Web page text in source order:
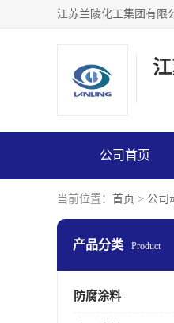
公司首页
当前位置： 首页 > 公司
产品分类 Product
防腐涂料